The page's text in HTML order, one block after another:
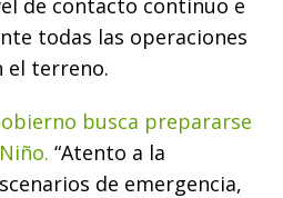
de contacto continuo e
todas las operaciones
el terreno.
busca prepararse
“Atento a la
de emergencia,